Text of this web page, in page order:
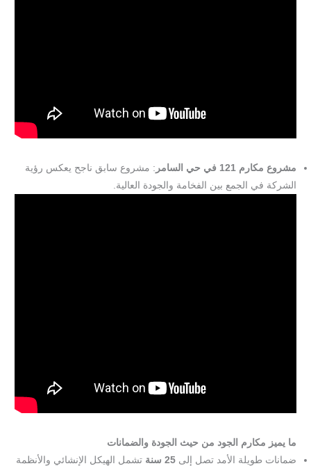
مشروع مكارم 121 في حي السامر
: مشروع سابق ناجح يعكس رؤية
الشركة في الجمع بين الفخامة والجودة العالية.
ما يميز مكارم الجود من حيث الجودة والضمانات
ضمانات طويلة الأمد تصل إلى25 سنة
تشمل الهيكل الإنشائي والأنظمة